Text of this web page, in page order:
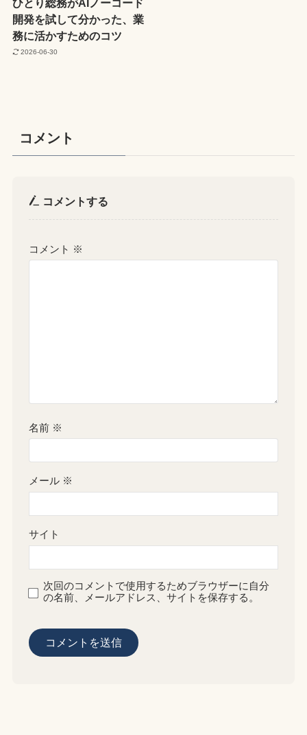
ひとり総務がAIノーコード
開発を試して分かった、業
務に活かすためのコツ
2026-06-30
コメント
コメントする
コメント ※
名前 ※
メール ※
サイト
次回のコメントで使用するためブラウザーに自分
の名前、メールアドレス、サイトを保存する。